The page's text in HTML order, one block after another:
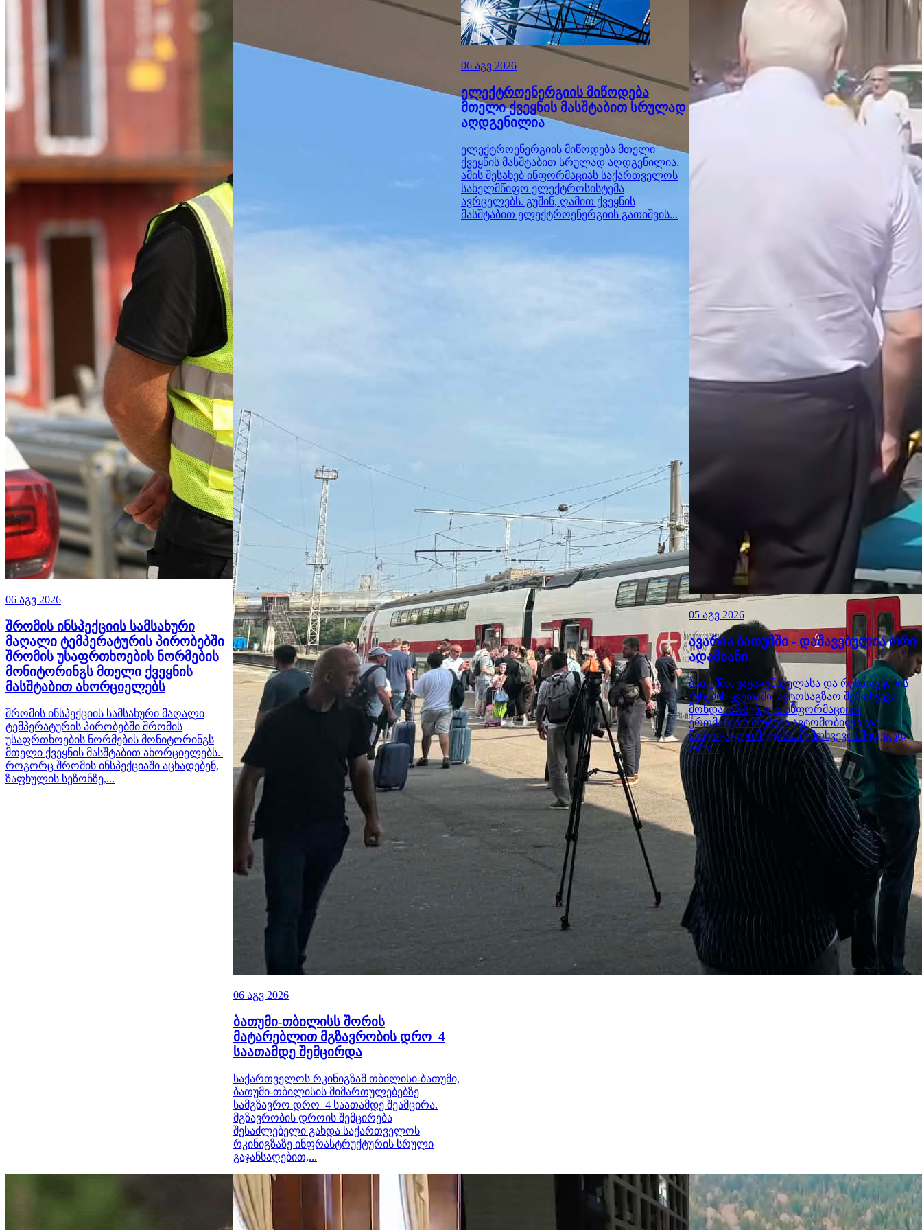
06 აგვ 2026
შრომის ინსპექციის სამსახური
მაღალი ტემპერატურის პირობებში
შრომის უსაფრთხოების ნორმების
მონიტორინგს მთელი ქვეყნის
მასშტაბით ახორციელებს
შრომის ინსპექციის სამსახური მაღალი
ტემპერატურის პირობებში შრომის
უსაფრთხოების ნორმების მონიტორინგს
მთელი ქვეყნის მასშტაბით ახორციელებს.
როგორც შრომის ინსპექციაში აცხადებენ,
ზაფხულის სეზონზე,...
06 აგვ 2026
ბათუმი-თბილისს შორის
მატარებლით მგზავრობის დრო 4
საათამდე შემცირდა
საქართველოს რკინიგზამ თბილისი-ბათუმი,
ბათუმი-თბილისის მიმართულებებზე
სამგზავრო დრო 4 საათამდე შეამცირა.
მგზავრობის დროის შემცირება
შესაძლებელი გახდა საქართველოს
რკინიგზაზე ინფრასტრუქტურის სრული
გაჯანსაღებით,...
06 აგვ 2026
ელექტროენერგიის მიწოდება
მთელი ქვეყნის მასშტაბით სრულად
აღდგენილია
ელექტროენერგიის მიწოდება მთელი
ქვეყნის მასშტაბით სრულად აღდგენილია.
ამის შესახებ ინფორმაციას საქართველოს
სახელმწიფო ელექტროსისტემა
ავრცელებს. გუშინ, ღამით ქვეყნის
მასშტაბით ელექტროენერგიის გათიშვის...
05 აგვ 2026
ავარია ბათუმში - დაშავებულია ორი
ადამიანი
ბათუმში, ვაჟა-ფშაველასა და რუსთაველის
ქუჩების კვეთაში, ავტოსაგზაო შემთხვევა
მოხდა. არსებული ინფორმაციით,
ერთმანეთს მსუბუქი ავტომობილი და
მოტოციკლი შეეჯახა. შემთხვევის შედეგად
ორი...